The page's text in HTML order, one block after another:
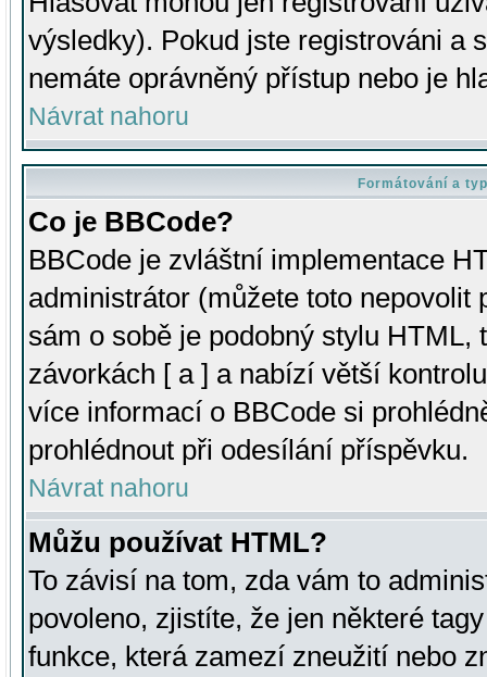
výsledky). Pokud jste registrováni a
nemáte oprávněný přístup nebo je
Návrat nahoru
Formátování a
Co je BBCode?
BBCode je zvláštní implementace
administrátor (můžete toto
sám o sobě je podobný stylu HTML,
závorkách [ a ] a nabízí větší
více informací o BBCode si
prohlédnout při odesílání příspěvku.
Návrat nahoru
Můžu používat HTML?
To závisí na tom, zda vám to
povoleno, zjistíte, že jen některé
funkce, která zamezí zneužití nebo